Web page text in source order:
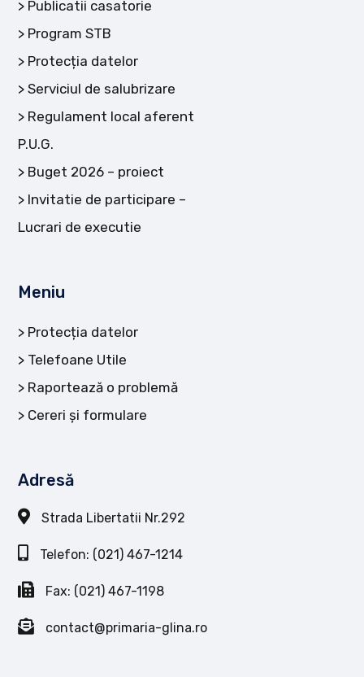
Publicatii casatorie
Program STB
Protecția datelor
Serviciul de salubrizare
Regulament local aferent
P.U.G.
Buget 2026 – proiect
Invitatie de participare –
Lucrari de executie
Meniu
Protecția datelor
Telefoane Utile
Raportează o problemă
Cereri și formulare
Adresă
Strada Libertatii Nr.292
Telefon: (021) 467-1214
Fax: (021) 467-1198
contact@primaria-glina.ro